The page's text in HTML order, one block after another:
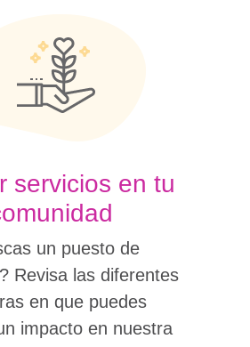
servicios en tu
un puesto de
Revisa las diferentes
en que puedes
impacto en nuestra